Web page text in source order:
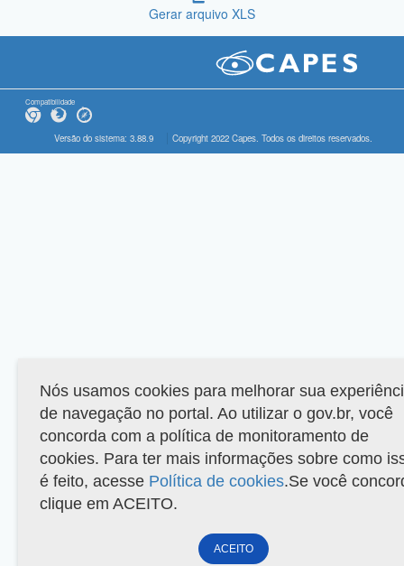
Gerar arquivo XLS
Compatibilidade
Versão do sistema: 3.88.9 Copyright 2022 Capes. Todos os direitos reservados.
Nós usamos cookies para melhorar sua
de navegação no portal. Ao utilizar o gov.br, você
concorda com a política de monitoramento de
cookies. Para ter mais informações sobre como
é feito, acesse Política de cookies.Se você
clique em ACEITO.
ACEITO